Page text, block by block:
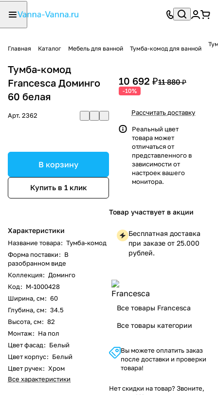
Главная Каталог Мебель для ванной Тумба-комод для ванной
Тумба-комод
Francesca Доминго
60 белая
Арт. 2362
В корзину
Купить в 1 клик
Характеристики
Название товара: Тумба-комод
Форма поставки: В
разобранном виде
Коллекция: Доминго
Код: M-1000428
Ширина, см: 60
Глубина, см: 34.5
Высота, см: 82
Монтаж: На пол
Цвет фасад: Белый
Цвет корпус: Белый
Цвет ручек: Хром
Все характеристики
10 692 ₽11 880 ₽
-10%
Рассчитать доставку
Реальный цвет
товара может
отличаться от
представленного в
зависимости от
настроек вашего
монитора.
Товар участвует в акции
Бесплатная доставка
при заказе от 25.000
рублей.
Все товары Francesca
Все товары категории
Вы можете оплатить заказ
после доставки и проверки
товара!
Нет скидки на товар? Звоните,